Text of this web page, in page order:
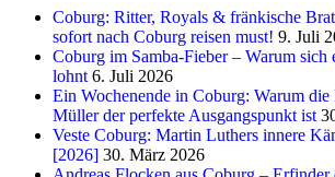
Coburg: Ritter, Royals & fränkische
sofort nach Coburg reisen must! 9. Juli
Coburg im Samba-Fieber – Warum sich
lohnt 6. Juli 2026
Ein Wochenende in Coburg: Warum
Müller der perfekte Ausgangspunkt ist
Veste Coburg: Martin Luthers innere
[2026] 30. März 2026